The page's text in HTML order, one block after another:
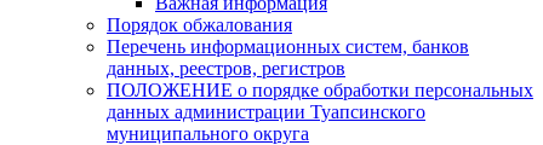
Порядок обжалования
Перечень информационных систем, банков
данных, реестров, регистров
ПОЛОЖЕНИЕ о порядке обработки персональных
данных администрации Туапсинского
муниципального округа